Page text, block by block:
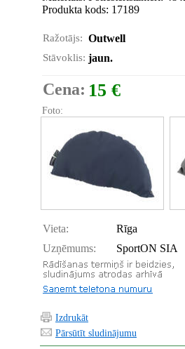
Produkta kods: 17189
Ražotājs: Outwell
Stāvoklis: jaun.
Cena: 15 €
Foto:
Vieta:
Rīga
Uzņēmums:
SportON SIA
Izdrukāt
Pārsūtīt sludinājumu